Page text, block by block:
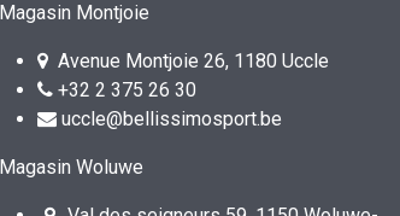
Magasin Montjoie
Avenue Montjoie 26, 1180 Uccle
+32 2 375 26 30
uccle@bellissimosport.be
Magasin Woluwe